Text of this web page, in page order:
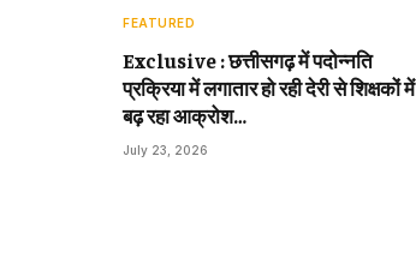
FEATURED
Exclusive : छत्तीसगढ़ में पदोन्नति
प्रक्रिया में लगातार हो रही देरी से शिक्षकों में
बढ़ रहा आक्रोश…
July 23, 2026